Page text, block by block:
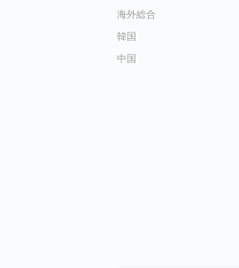
海外総合
韓国
中国